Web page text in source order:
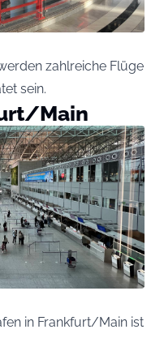
zahlreiche Flüge
sein.
Main
in Frankfurt/Main ist